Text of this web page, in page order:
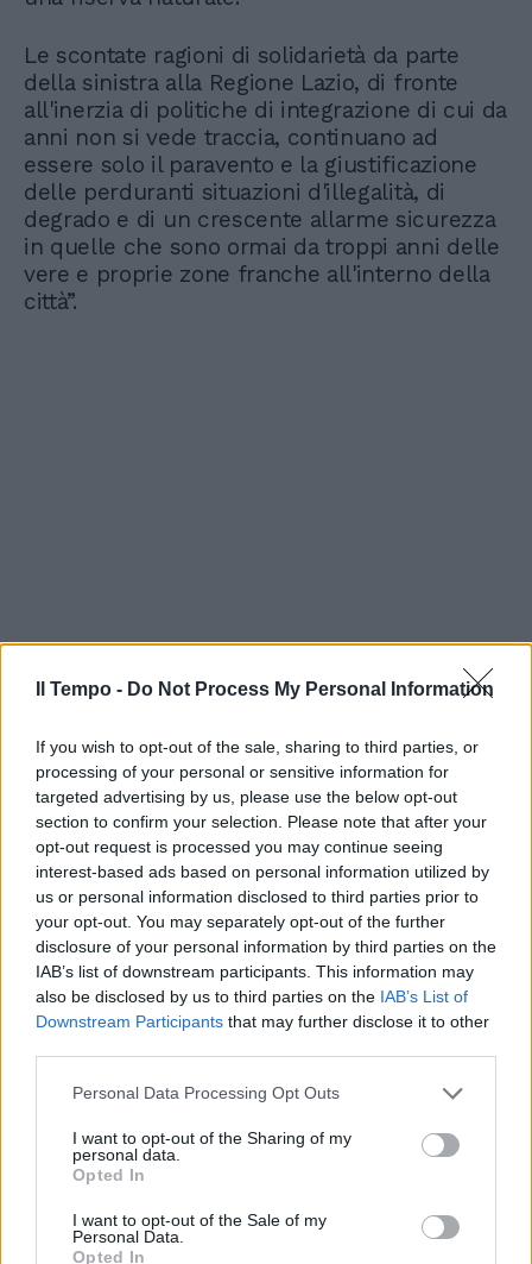
Il Tempo - Do Not Process My Personal Information
If you wish to opt-out of the sale, sharing to third parties, or
processing of your personal or sensitive information for
targeted advertising by us, please use the below opt-out
section to confirm your selection. Please note that after your
opt-out request is processed you may continue seeing
interest-based ads based on personal information utilized by
us or personal information disclosed to third parties prior to
your opt-out. You may separately opt-out of the further
disclosure of your personal information by third parties on the
IAB’s list of downstream participants. This information may
also be disclosed by us to third parties on the IAB’s List of
Downstream Participants that may further disclose it to other
Personal Data Processing Opt Outs
I want to opt-out of the Sharing of my
personal data.
Opted In
I want to opt-out of the Sale of my
Personal Data.
Opted In
Le scontate ragioni di solidarietà da parte
della sinistra alla Regione Lazio, di fronte
all'inerzia di politiche di integrazione di cui da
anni non si vede traccia, continuano ad
essere solo il paravento e la giustificazione
delle perduranti situazioni d'illegalità, di
degrado e di un crescente allarme sicurezza
in quelle che sono ormai da troppi anni delle
vere e proprie zone franche all'interno della
città”.